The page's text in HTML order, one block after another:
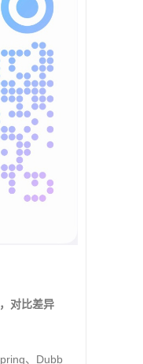
对比差异
、Dubb